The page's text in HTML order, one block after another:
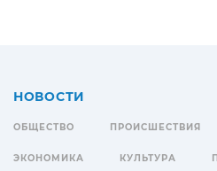
НОВОСТИ
ОБЩЕСТВО ПРОИСШЕСТВИЯ
ЭКОНОМИКА КУЛЬТУРА